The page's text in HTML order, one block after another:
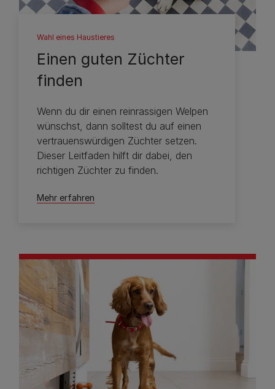
Wahl eines Haustieres
Einen guten Züchter
finden
Wenn du dir einen reinrassigen Welpen
wünschst, dann solltest du auf einen
vertrauenswürdigen Züchter setzen.
Dieser Leitfaden hilft dir dabei, den
richtigen Züchter zu finden.
Mehr erfahren